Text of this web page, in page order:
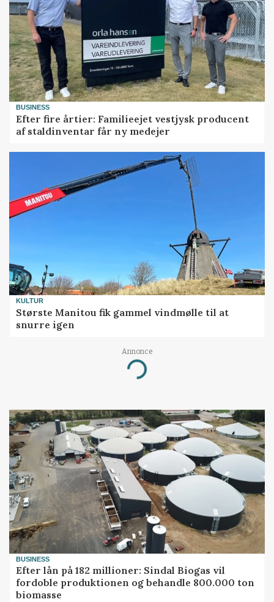
BUSINESS
Efter fire årtier: Familieejet vestjysk producent
af staldinventar får ny medejer
KULTUR
Største Manitou fik gammel vindmølle til at
snurre igen
Annonce
Loading...
BUSINESS
Efter lån på 182 millioner: Sindal Biogas vil
fordoble produktionen og behandle 800.000 ton
biomasse